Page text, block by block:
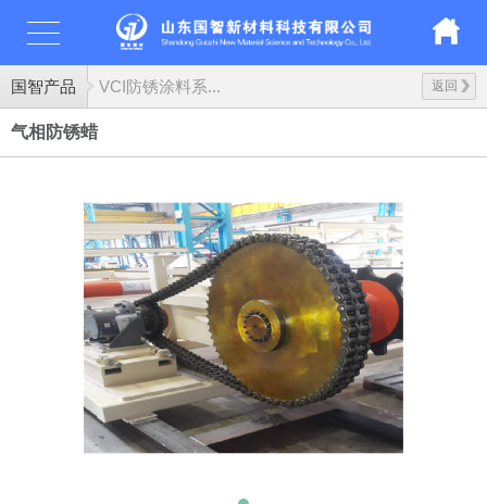
国智产品 返回
VCI防锈涂料系...
气相防锈蜡